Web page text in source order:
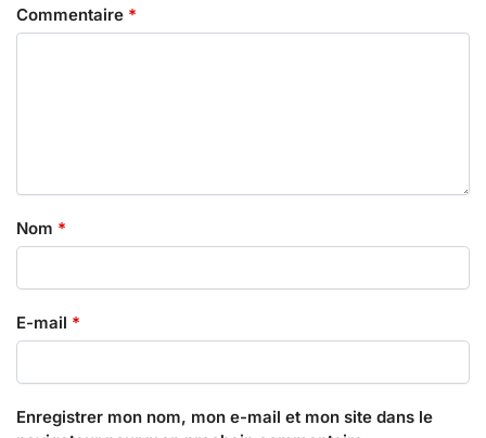
Commentaire *
Nom *
E-mail *
Enregistrer mon nom, mon e-mail et mon site dans le